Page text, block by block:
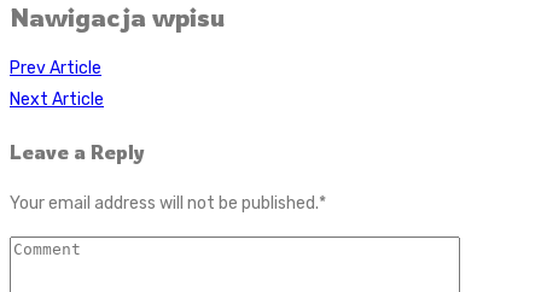
Nawigacja wpisu
Prev Article
Next Article
Leave a Reply
Your email address will not be published.*